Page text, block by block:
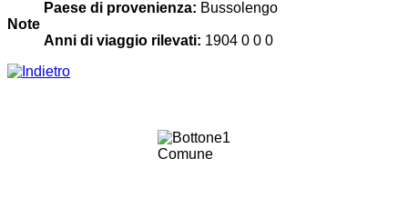
Paese di provenienza: Bussolengo
Note
Anni di viaggio rilevati: 1904 0 0 0